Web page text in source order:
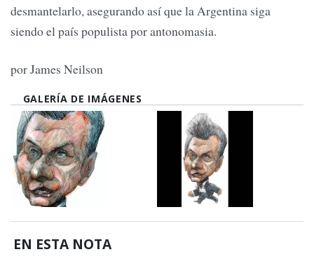
desmantelarlo, asegurando así que la Argentina siga
siendo el país populista por antonomasia.
por James Neilson
GALERÍA DE IMÁGENES
EN ESTA NOTA